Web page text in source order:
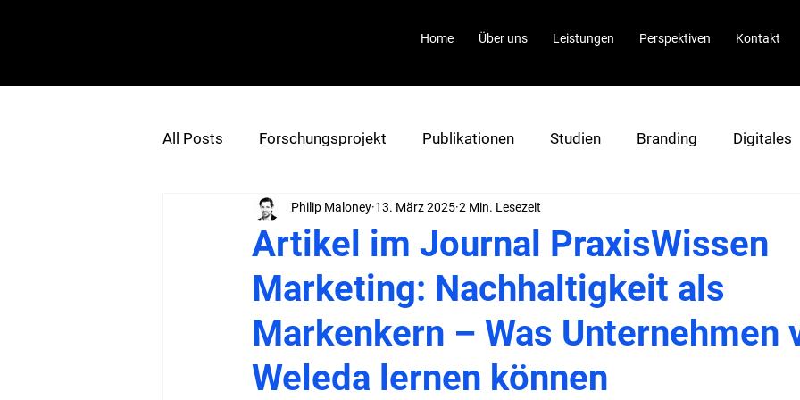
Home Über uns Leistungen Perspektiven Kontakt
All Posts Forschungsprojekt Publikationen Studien Branding Digitales
Artikel im Journal PraxisWissen
Marketing: Nachhaltigkeit als
Markenkern – Was Unternehmen
Weleda lernen können
Philip Maloney 13. März 2025 2 Min. Lesezeit